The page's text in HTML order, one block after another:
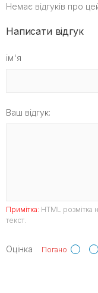
Немає відгуків про
Написати відгук
ім'я
Ваш відгук:
Примітка: HTML розмітка
текст.
Оцінка Погано